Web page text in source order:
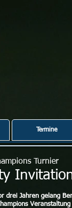
Termine
Turnier
drei Jahren gelang